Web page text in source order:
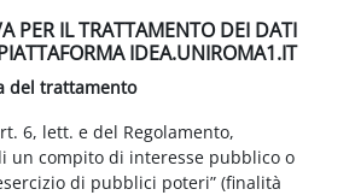
PER IL TRATTAMENTO DEI DATI
IDEA.UNIROMA1.IT
del trattamento
6, lett. e del Regolamento,
un compito di interesse pubblico o
di pubblici poteri” (finalità